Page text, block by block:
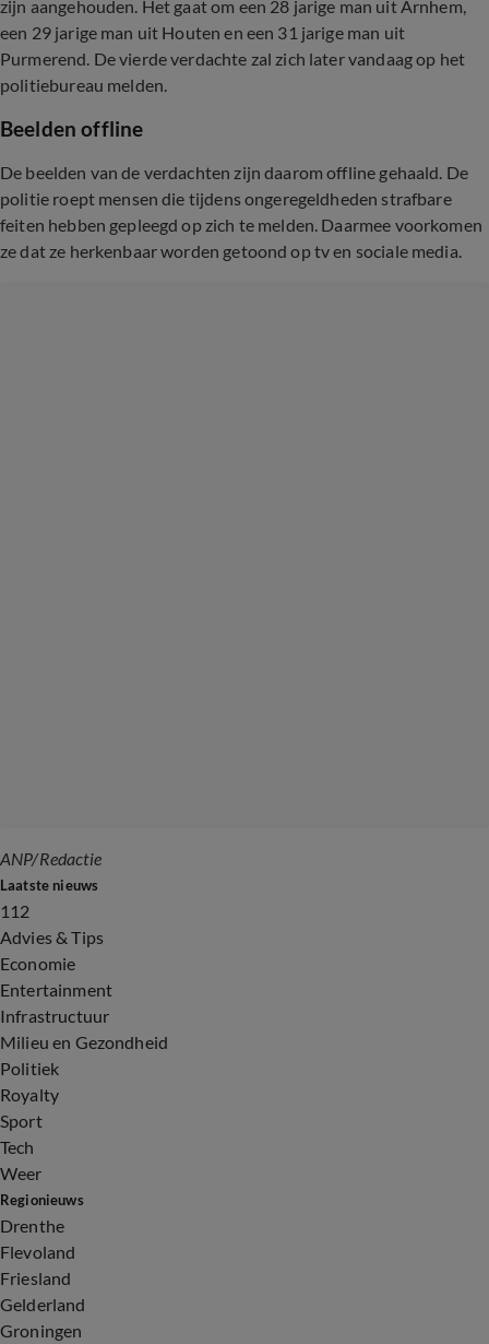
zijn aangehouden. Het gaat om een 28 jarige man uit Arnhem,
een 29 jarige man uit Houten en een 31 jarige man uit
Purmerend. De vierde verdachte zal zich later vandaag op het
politiebureau melden.
Beelden offline
De beelden van de verdachten zijn daarom offline gehaald. De
politie roept mensen die tijdens ongeregeldheden strafbare
feiten hebben gepleegd op zich te melden. Daarmee voorkomen
ze dat ze herkenbaar worden getoond op tv en sociale media.
ANP/Redactie
Laatste nieuws
112
Advies & Tips
Economie
Entertainment
Infrastructuur
Milieu en Gezondheid
Politiek
Royalty
Sport
Tech
Weer
Regionieuws
Drenthe
Flevoland
Friesland
Gelderland
Groningen